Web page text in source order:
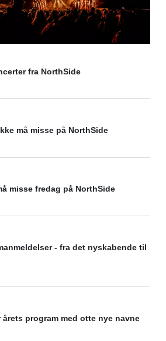
fra NorthSide
må misse på NorthSide
misse fredag på NorthSide
- fra det nyskabende til
program med otte nye navne